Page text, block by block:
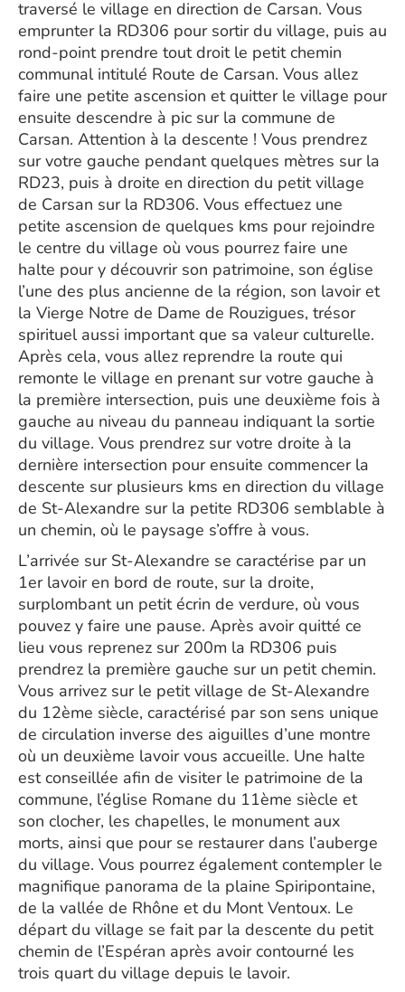
traversé le village en direction de Carsan. Vous
emprunter la RD306 pour sortir du village, puis au
rond-point prendre tout droit le petit chemin
communal intitulé Route de Carsan. Vous allez
faire une petite ascension et quitter le village pour
ensuite descendre à pic sur la commune de
Carsan. Attention à la descente ! Vous prendrez
sur votre gauche pendant quelques mètres sur la
RD23, puis à droite en direction du petit village
de Carsan sur la RD306. Vous effectuez une
petite ascension de quelques kms pour rejoindre
le centre du village où vous pourrez faire une
halte pour y découvrir son patrimoine, son église
l’une des plus ancienne de la région, son lavoir et
la Vierge Notre de Dame de Rouzigues, trésor
spirituel aussi important que sa valeur culturelle.
Après cela, vous allez reprendre la route qui
remonte le village en prenant sur votre gauche à
la première intersection, puis une deuxième fois à
gauche au niveau du panneau indiquant la sortie
du village. Vous prendrez sur votre droite à la
dernière intersection pour ensuite commencer la
descente sur plusieurs kms en direction du village
de St-Alexandre sur la petite RD306 semblable à
un chemin, où le paysage s’offre à vous.
L’arrivée sur St-Alexandre se caractérise par un
1er lavoir en bord de route, sur la droite,
surplombant un petit écrin de verdure, où vous
pouvez y faire une pause. Après avoir quitté ce
lieu vous reprenez sur 200m la RD306 puis
prendrez la première gauche sur un petit chemin.
Vous arrivez sur le petit village de St-Alexandre
du 12ème siècle, caractérisé par son sens unique
de circulation inverse des aiguilles d’une montre
où un deuxième lavoir vous accueille. Une halte
est conseillée afin de visiter le patrimoine de la
commune, l’église Romane du 11ème siècle et
son clocher, les chapelles, le monument aux
morts, ainsi que pour se restaurer dans l’auberge
du village. Vous pourrez également contempler le
magnifique panorama de la plaine Spiripontaine,
de la vallée de Rhône et du Mont Ventoux. Le
départ du village se fait par la descente du petit
chemin de l’Espéran après avoir contourné les
trois quart du village depuis le lavoir.